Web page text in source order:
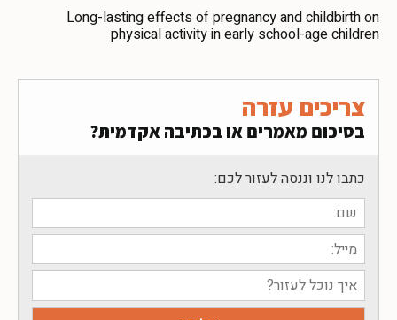
Long-lasting effects of pregnancy and childbirth on
physical activity in early school-age children
צריכים עזרה
בסיכום מאמרים או בכתיבה אקדמית?
כתבו לנו וננסה לעזור לכם: